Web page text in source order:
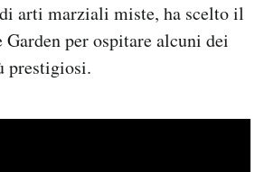
arti marziali miste, ha scelto il
Garden per ospitare alcuni dei
prestigiosi.